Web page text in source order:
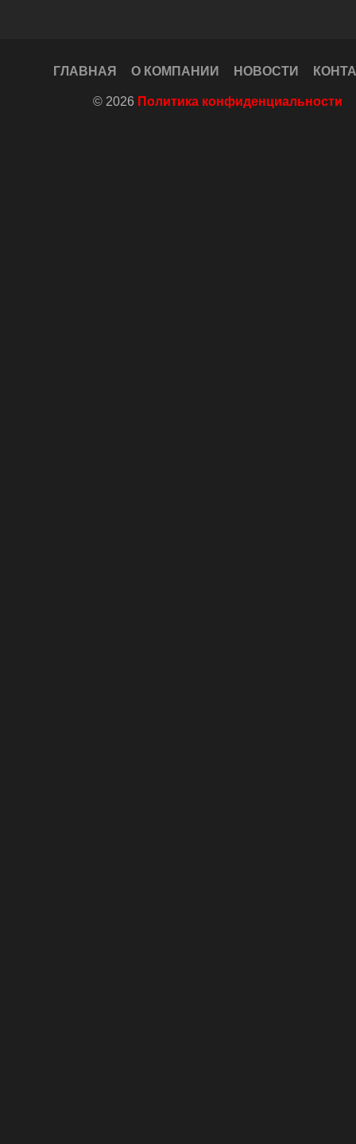
ГЛАВНАЯ О КОМПАНИИ НОВОСТИ
© 2026 Политика конфиденциальности